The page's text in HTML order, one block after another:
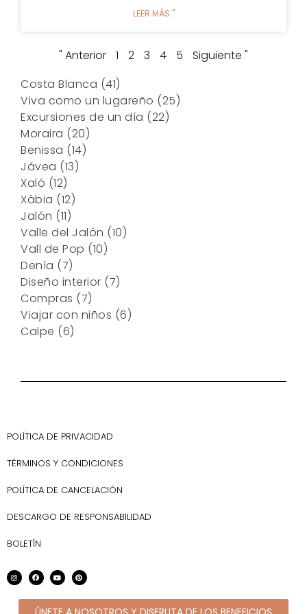
LEER MÁS "
" Anterior 1 2 3 4 5
Siguiente "
Costa Blanca (41)
Viva como un lugareño (25)
Excursiones de un día (22)
Moraira (20)
Benissa (14)
Jávea (13)
Xaló (12)
Xàbia (12)
Jalón (11)
Valle del Jalón (10)
Vall de Pop (10)
Denía (7)
Diseño interior (7)
Compras (7)
Viajar con niños (6)
Calpe (6)
POLÍTICA DE PRIVACIDAD
TÉRMINOS Y CONDICIONES
POLÍTICA DE CANCELACIÓN
DESCARGO DE RESPONSABILIDAD
BOLETÍN